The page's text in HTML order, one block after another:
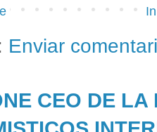
Enviar
CEO DE LA